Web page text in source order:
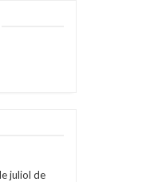
juliol de